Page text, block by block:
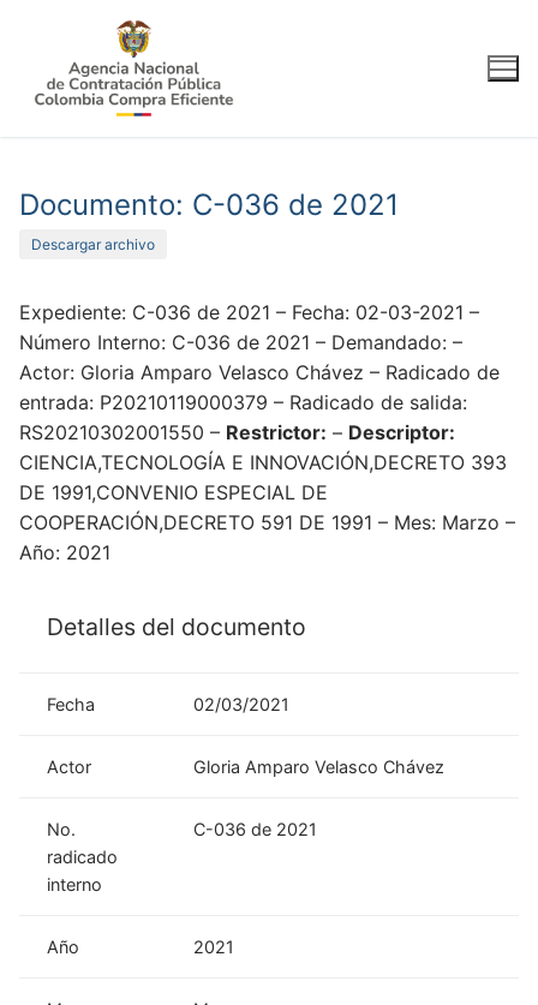
contenido
Documento: C-036 de 2021
Descargar archivo
Expediente: C-036 de 2021 – Fecha: 02-03-2021 –
Número Interno: C-036 de 2021 – Demandado: –
Actor: Gloria Amparo Velasco Chávez – Radicado de
entrada: P20210119000379 – Radicado de salida:
RS20210302001550 – Restrictor: – Descriptor:
CIENCIA,TECNOLOGÍA E INNOVACIÓN,DECRETO 393
DE 1991,CONVENIO ESPECIAL DE
COOPERACIÓN,DECRETO 591 DE 1991 – Mes: Marzo –
Año: 2021
Detalles del documento
Fecha 02/03/2021
Actor Gloria Amparo Velasco Chávez
No.
radicado
interno
C-036 de 2021
Año 2021